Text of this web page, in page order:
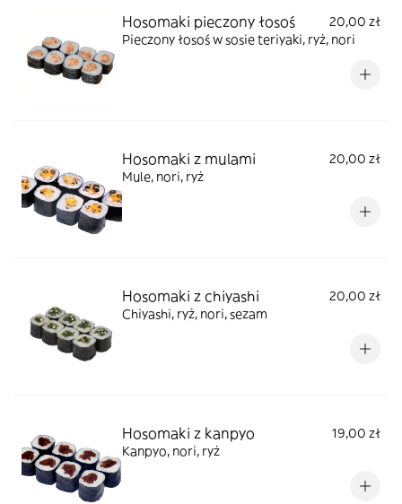
Hosomaki pieczony łosoś
20,00 zł
Pieczony łosoś w sosie teriyaki, ryż, nori
Hosomaki z mulami
20,00 zł
Mule, nori, ryż
Hosomaki z chiyashi
20,00 zł
Chiyashi, ryż, nori, sezam
Hosomaki z kanpyo
19,00 zł
Kanpyo, nori, ryż